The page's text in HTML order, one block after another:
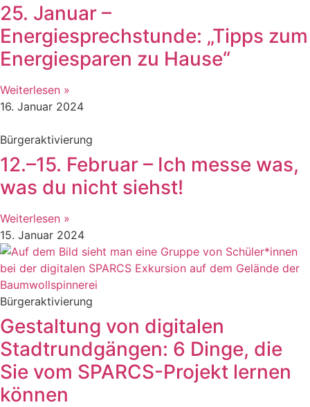
25. Januar –
Energiesprechstunde: „Tipps zum
Energiesparen zu Hause“
Weiterlesen »
16. Januar 2024
Bürgeraktivierung
12.–15. Februar – Ich messe was,
was du nicht siehst!
Weiterlesen »
15. Januar 2024
Bürgeraktivierung
Gestaltung von digitalen
Stadtrundgängen: 6 Dinge, die
Sie vom SPARCS-Projekt lernen
können